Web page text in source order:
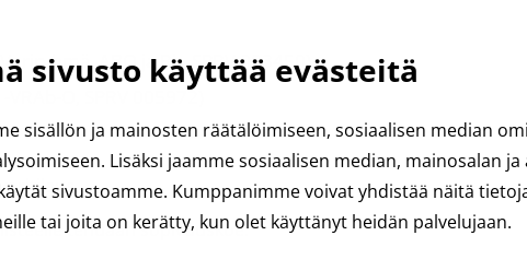
sivusto käyttää evästeitä
sisällön ja mainosten räätälöimiseen, sosiaalisen median
Lisäksi jaamme sosiaalisen median, mainosalan ja
sivustoamme. Kumppanimme voivat yhdistää näitä
tai joita on kerätty, kun olet käyttänyt heidän palvelujaan.
ABO ja Rh, SPRV 003450)
O, SPRV 005972)
tehdään sopivuuskoe.